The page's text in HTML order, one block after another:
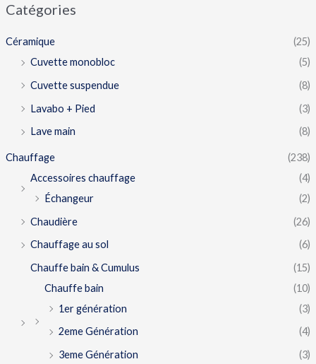
Catégories
Céramique
(25)
Cuvette monobloc
(5)
Cuvette suspendue
(8)
Lavabo + Pied
(3)
Lave main
(8)
Chauffage
(238)
Accessoires chauffage
(4)
Échangeur
(2)
Chaudière
(26)
Chauffage au sol
(6)
Chauffe bain & Cumulus
(15)
Chauffe bain
(10)
1er génération
(3)
2eme Génération
(4)
3eme Génération
(3)